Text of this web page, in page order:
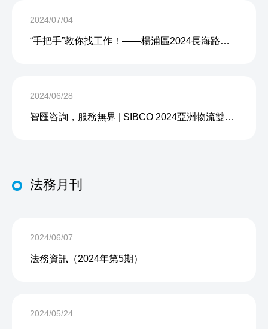
2024/07/04
“手把手”教你找工作！——楊浦區2024長海路街道青年求職能力實訓營圓滿結營
2024/06/28
智匯咨詢，服務無界 | SIBCO 2024亞洲物流雙年展之行圓滿收官
法務月刊
2024/06/07
法務資訊（2024年第5期）
2024/05/24